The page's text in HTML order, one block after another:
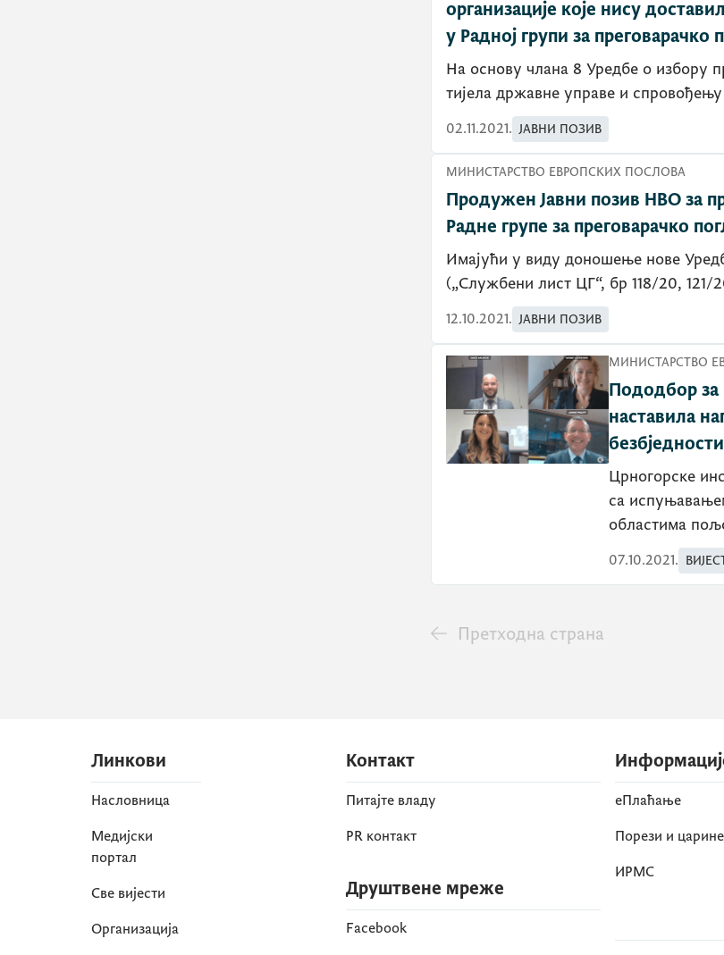
организације које нису
у Радној групи за преговарачко
На основу члана 8 Уредбе о избору
тијела државне управе и
02.11.2021. ЈАВНИ ПОЗИВ
МИНИСТАРСТВО ЕВРОПСКИХ ПОСЛОВА
Продужен Јавни позив НВО за
Радне групе за преговарачко
Имајући у виду доношење нове
(„Службени лист ЦГ“, бр 118/20, 121/
12.10.2021. ЈАВНИ ПОЗИВ
МИНИСТАРСТВО
Пододбор за
наставила
Црногорске
са
областима
07.10.2021.
Претходна страна
Линкови
Насловница
Медијски
портал
Све вијести
Организација
Контакт
Питајте владу
PR контакт
Друштвене мреже
Facebook
eПлаћање
Порези и царине
ИРМС